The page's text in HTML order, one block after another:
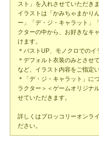
スト」を入れさせていただきま
イラストは「かみちゃまかり
ー」「デ・ジ・キャラット」
クターの中から、お好きなキ
けます。
＊バストUP、モノクロでのイ
＊デフォルト衣装のみとさせ
など、イラスト内容をご指定
＊「デ・ジ・キャラット」に
ラクター＞＜ゲームオリジナ
せていただきます。
詳しくはブロッコリーオンラ
ださい。